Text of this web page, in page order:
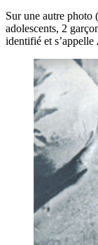
Sur une autre photo
adolescents, 2
identifié et s’appelle